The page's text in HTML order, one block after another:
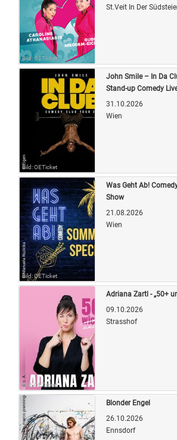
Bild: OETicket
St.Veit In Der
Bild: OETicket
John Smile – In Da
Stand-up Comedy
31.10.2026
Wien
Bild: OETicket
Was Geht Ab!
Show
21.08.2026
Wien
Bild: OETicket
Adriana Zartl - „50+
09.10.2026
Strasshof
Blonder Engel
26.10.2026
Ennsdorf